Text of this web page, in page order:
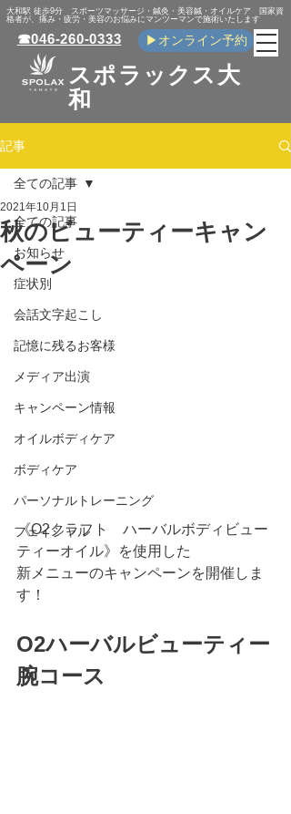
スポラックス大
和
▶オンライン予約
☎046-260-0333
​大和駅 徒歩9分 スポーツマッサージ・鍼灸・美容鍼・オイルケア 国家資
格者が、痛み・疲労・美容のお悩みにマンツーマンで施術いたします
記事
全ての記事
お知らせ
症状別
会話文字起こし
記憶に残るお客様
メディア出演
キャンペーン情報
オイルボディケア
ボディケア
パーソナルトレーニング
フェイシャル
全ての記事
秋のビューティーキャン
ペーン
2021年10月1日
《O2クラフト　ハーバルボディビュー
ティーオイル》を使用した
新メニューのキャンペーンを開催しま
す！
O2ハーバルビューティー
腕コース